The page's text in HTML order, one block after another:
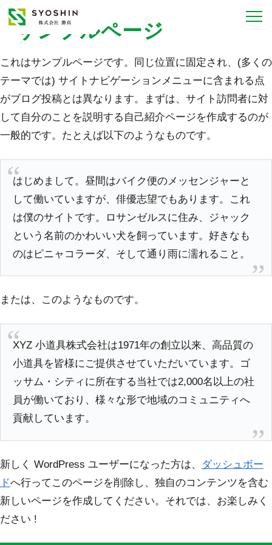
サンプルページ
これはサンプルページです。同じ位置に固定され、(多くの
テーマでは) サイトナビゲーションメニューに含まれる点
がブログ投稿とは異なります。まずは、サイト訪問者に対
して自分のことを説明する自己紹介ページを作成するのが
一般的です。たとえば以下のようなものです。
はじめまして。昼間はバイク便のメッセンジャーと
して働いていますが、俳優志望でもあります。これ
は僕のサイトです。ロサンゼルスに住み、ジャック
という名前のかわいい犬を飼っています。好きなも
のはピニャコラーダ、そして通り雨に濡れること。
または、このようなものです。
XYZ 小道具株式会社は1971年の創立以来、高品質の
小道具を皆様にご提供させていただいています。ゴ
ッサム・シティに所在する当社では2,000名以上の社
員が働いており、様々な形で地域のコミュニティへ
貢献しています。
新しく WordPress ユーザーになった方は、
ダッシュボー
ドへ行ってこのページを削除し、独自のコンテンツを含む
新しいページを作成してください。それでは、お楽しみく
ださい !